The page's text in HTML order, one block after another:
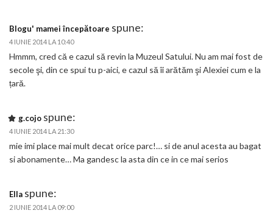
Blogu' mamei începătoare spune:
4 IUNIE 2014 LA 10:40
Hmmm, cred că e cazul să revin la Muzeul Satului. Nu am mai fost de
secole şi, din ce spui tu p-aici, e cazul să îi arătăm şi Alexiei cum e la
țară.
g.cojo spune:
4 IUNIE 2014 LA 21:30
mie imi place mai mult decat orice parc!… si de anul acesta au bagat
si abonamente… Ma gandesc la asta din ce in ce mai serios
Ella spune:
2 IUNIE 2014 LA 09:00